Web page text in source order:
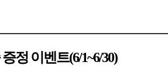
정 이벤트(6/1~6/30)